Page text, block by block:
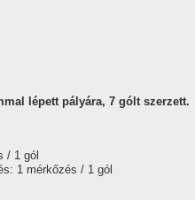
lépett pályára, 7 gólt szerzett.
/ 1 gól
1 mérkőzés / 1 gól